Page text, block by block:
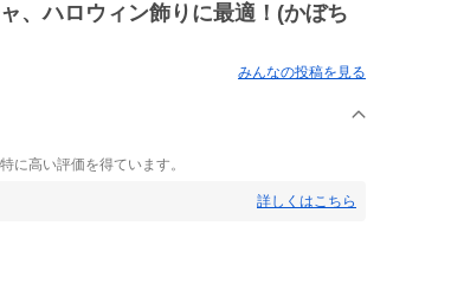
、ハロウィン飾りに最適！(かぼち
みんなの投稿を見る
に高い評価を得ています。
詳しくはこちら